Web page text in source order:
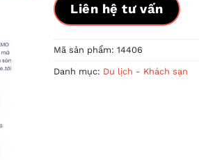
Liên hệ tư vấn
Mã sản phẩm: 14406
Danh mục: Du lịch - Khách sạn